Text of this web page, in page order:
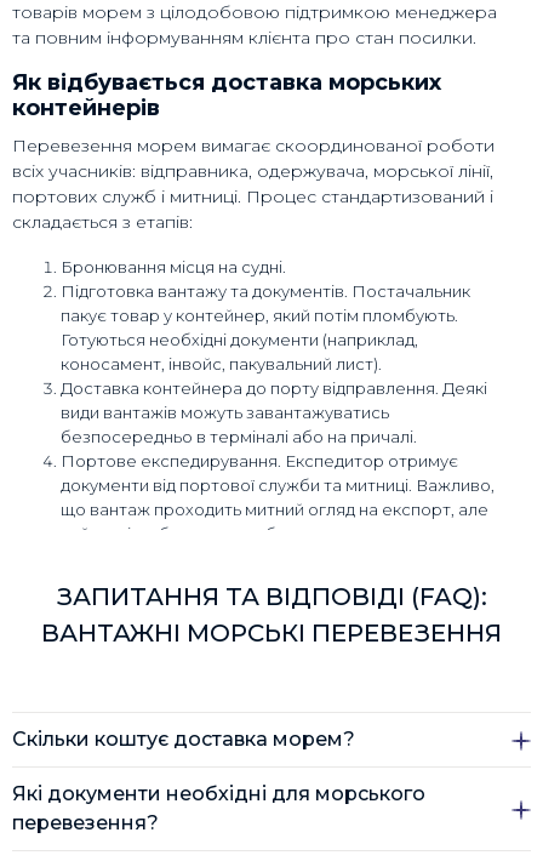
товарів морем з цілодобовою підтримкою менеджера
та повним інформуванням клієнта про стан посилки.
Як відбувається доставка морських
контейнерів
Перевезення морем вимагає скоординованої роботи
всіх учасників: відправника, одержувача, морської лінії,
портових служб і митниці. Процес стандартизований і
складається з етапів:
Бронювання місця на судні.
Підготовка вантажу та документів. Постачальник
пакує товар у контейнер, який потім пломбують.
Готуються необхідні документи (наприклад,
коносамент, інвойс, пакувальний лист).
Доставка контейнера до порту відправлення. Деякі
види вантажів можуть завантажуватись
безпосередньо в терміналі або на причалі.
Портове експедирування. Експедитор отримує
документи від портової служби та митниці. Важливо,
що вантаж проходить митний огляд на експорт, але
найчастіше без розпломбування.
Морське перевезення до порту призначення.
Митне оформлення в порту прибуття (якщо країна —
кінцевий пункт доставки). Для транзитних вантажів
транспортом до складу або вантаж розвантажують,
сортують (у разі збірного відправлення) й
Повернення порожнього контейнера в порт.
ЗАПИТАННЯ ТА ВІДПОВІДІ (FAQ):
ВАНТАЖНІ МОРСЬКІ ПЕРЕВЕЗЕННЯ
Скільки коштує доставка морем?
Вартість доставки вантажу морем визначається
індивідуально. Мінімальна ціна - $250 за м3.
Які документи необхідні для морського
перевезення?